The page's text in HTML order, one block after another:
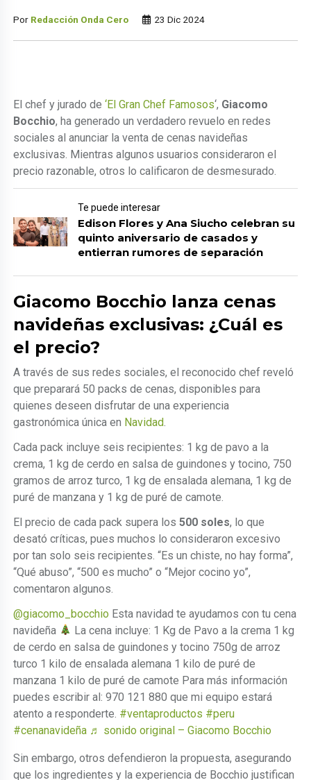
Por Redacción Onda Cero 23 Dic 2024
El chef y jurado de‘El Gran Chef Famosos‘, Giacomo
Bocchio, ha generado un verdadero revuelo en redes
sociales al anunciar la venta de cenas navideñas
exclusivas. Mientras algunos usuarios consideraron el
precio razonable, otros lo calificaron de desmesurado.
Te puede interesar
Edison Flores y Ana Siucho celebran su
quinto aniversario de casados y
entierran rumores de separación
Giacomo Bocchio lanza cenas
navideñas exclusivas: ¿Cuál es
el precio?
A través de sus redes sociales, el reconocido chef reveló
que preparará 50 packs de cenas, disponibles para
quienes deseen disfrutar de una experiencia
gastronómica única en Navidad
Cada pack incluye seis recipientes: 1 kg de pavo a la
crema, 1 kg de cerdo en salsa de guindones y tocino, 750
gramos de arroz turco, 1 kg de ensalada alemana, 1 kg de
puré de manzana y 1 kg de puré de camote.
El precio de cada pack supera los500 soles, lo que
desató críticas, pues muchos lo consideraron excesivo
por tan solo seis recipientes. “Es un chiste, no hay forma”,
“Qué abuso”, “500 es mucho” o “Mejor cocino yo”,
comentaron algunos.
@giacomo_bocchio Esta navidad te ayudamos con tu cena
navideña
La cena incluye: 1 Kg de Pavo a la crema 1 kg
de cerdo en salsa de guindones y tocino 750g de arroz
turco 1 kilo de ensalada alemana 1 kilo de puré de
manzana 1 kilo de puré de camote Para más información
puedes escribir al: 970 121 880 que mi equipo estará
atento a responderte. #ventaproductos #peru
#cenanavideña ♬ sonido original – Giacomo Bocchio
Sin embargo, otros defendieron la propuesta, asegurando
que los ingredientes y la experiencia de Bocchio justifican